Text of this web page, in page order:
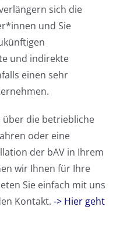
sich die
und Sie
und indirekte
einen sehr
die betriebliche
oder eine
der bAV in Ihrem
wir Ihnen für Ihre
Sie einfach mit uns
Kontakt. -> Hier geht